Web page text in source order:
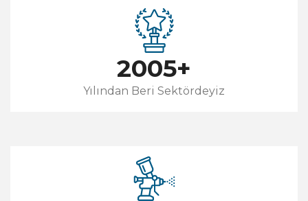
2005+
Yılından Beri Sektördeyiz